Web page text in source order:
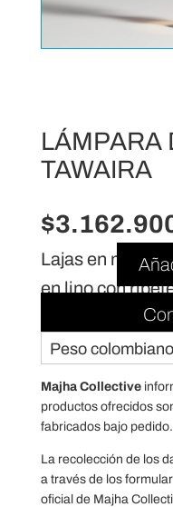
LÁMPARA
TAWAIRA
$
Lajas en
en lino con
Peso
Majha Collective
productos ofrecidos
fabricados bajo pedido.
La recolección de los
a través de los
oficial de Majha